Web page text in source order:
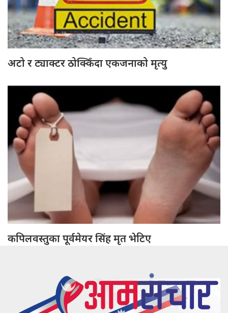
अटो र ट्याक्टर ठोक्किँदा एकजनाको मृत्यु
कपिलवस्तुका पूर्वमेयर सिंह मृत भेटिए